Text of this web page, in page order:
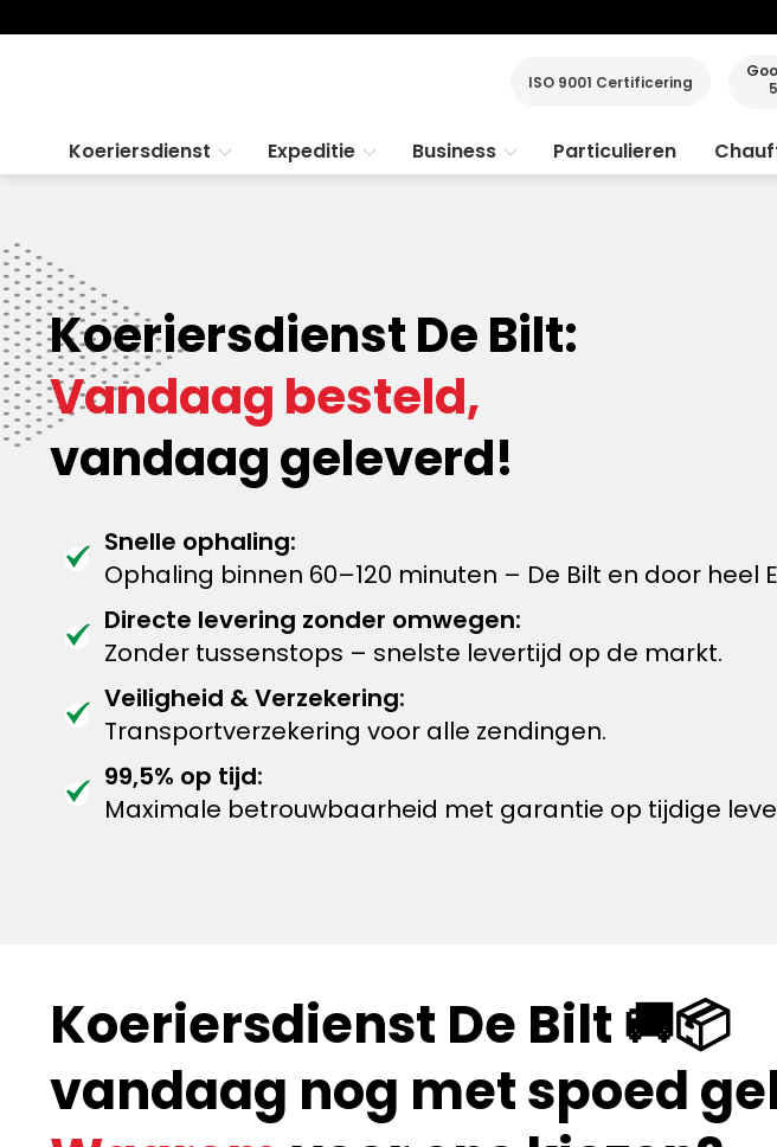
ISO 9001 Certificering
Koeriersdienst Expeditie Business Particulieren
Koeriersdienst De Bilt:
Vandaag besteld,
vandaag geleverd!
Snelle ophaling:
Ophaling binnen 60–120 minuten – De Bilt en door heel
Directe levering zonder omwegen:
Zonder tussenstops – snelste levertijd op de markt.
Veiligheid & Verzekering:
Transportverzekering voor alle zendingen.
99,5% op tijd:
Maximale betrouwbaarheid met garantie op tijdige
Koeriersdienst De Bilt 🚚📦
vandaag nog met spoed